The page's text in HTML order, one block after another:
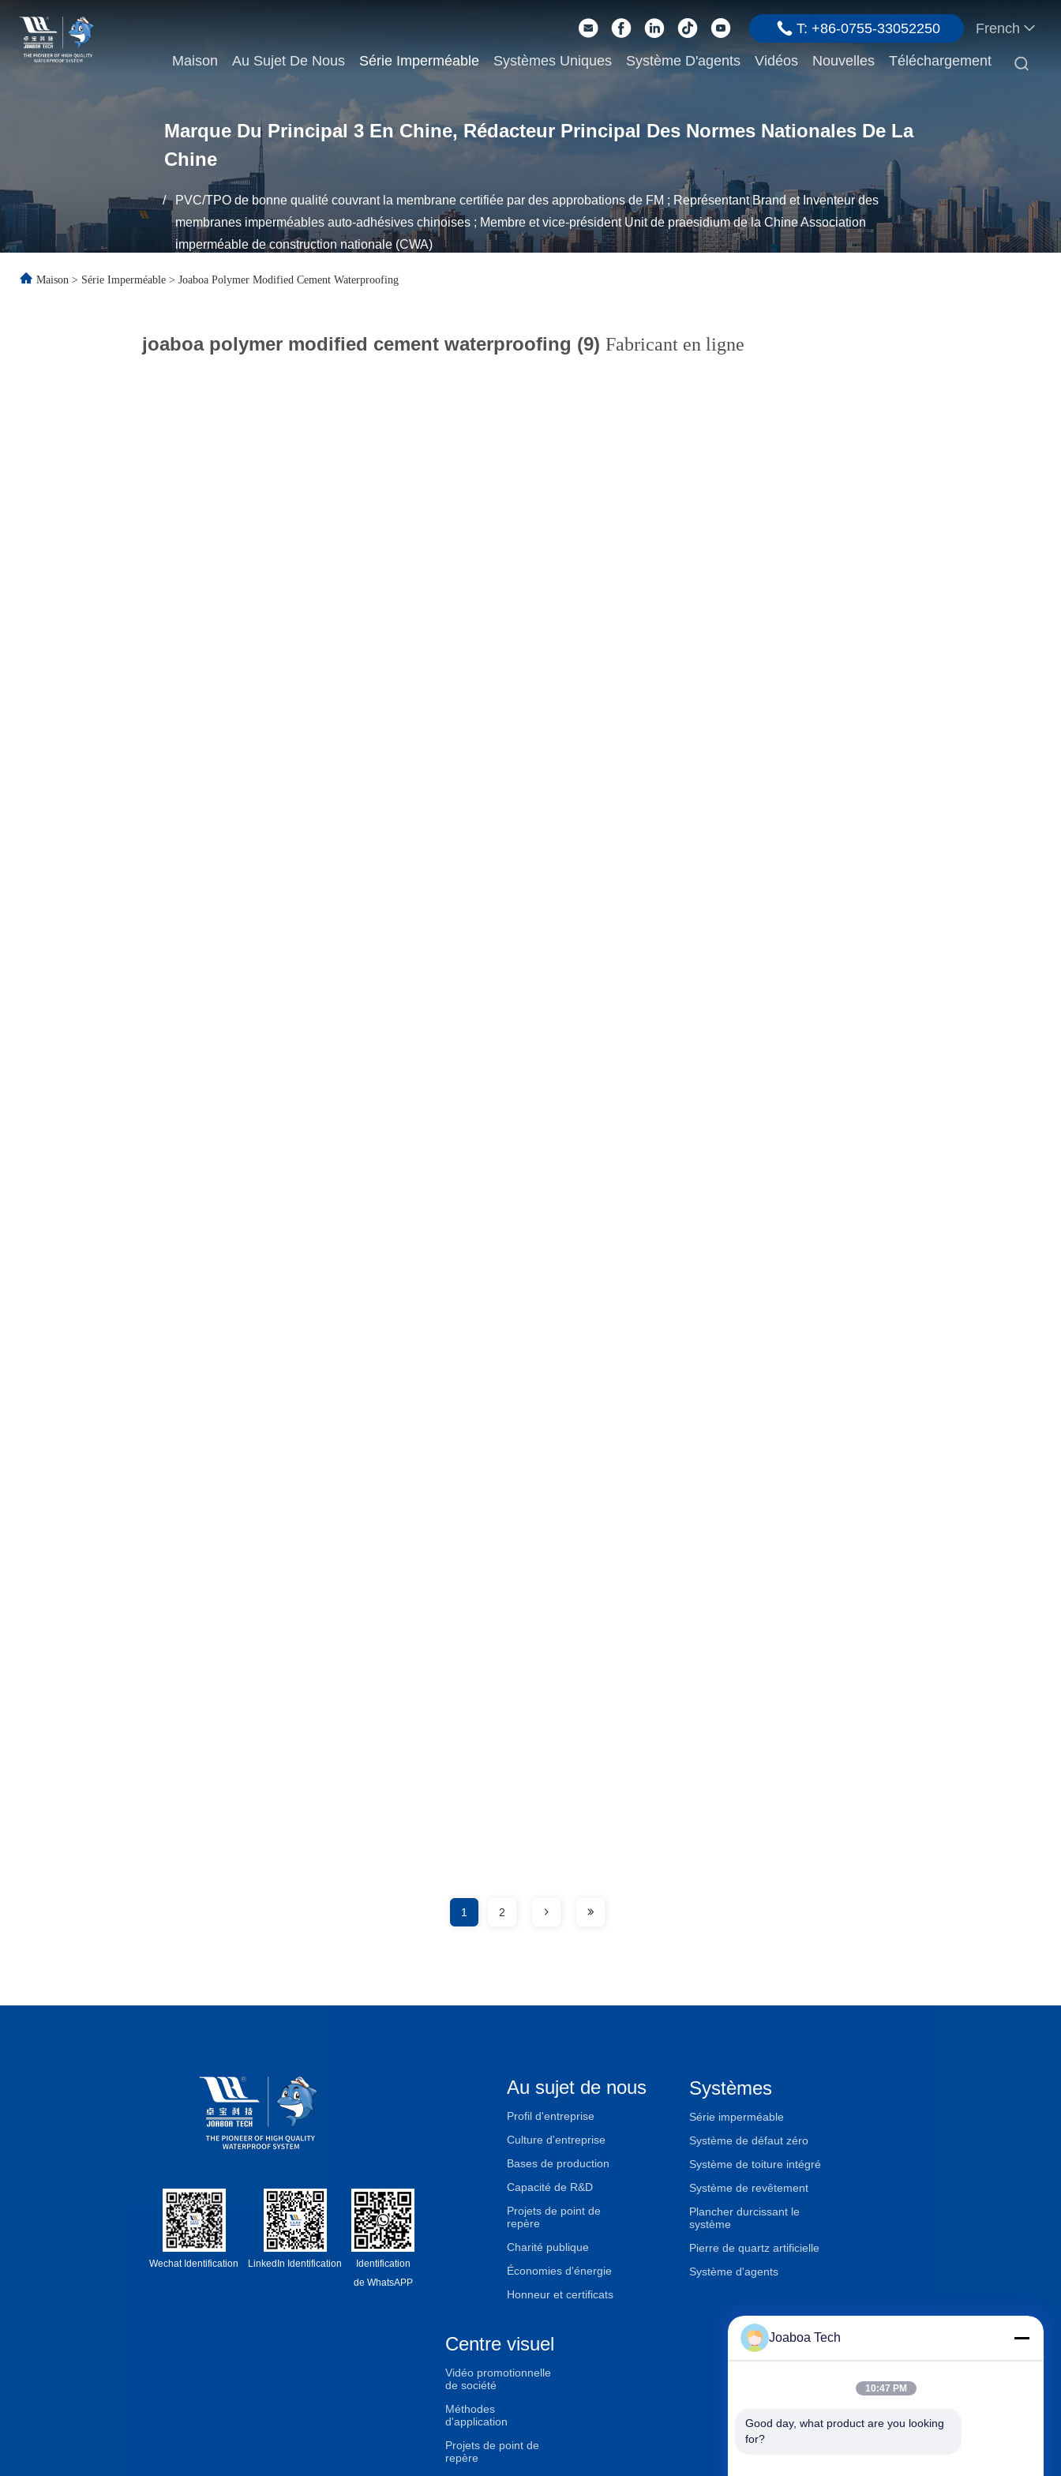
T: +86-0755-33052250 French
Maison Au Sujet De Nous Série Imperméable Systèmes Uniques Système D'agents Vidéos Nouvelles Téléchargement 
Marque Du Principal 3 En Chine, Rédacteur Principal Des Normes Nationales De La
Chine
/
PVC/TPO de bonne qualité couvrant la membrane certifiée par des approbations de FM ; Représentant Brand et Inventeur des
membranes imperméables auto-adhésives chinoises ; Membre et vice-président Unit de praesidium de la Chine Association
imperméable de construction nationale (CWA)
Maison > Série Imperméable > Joaboa Polymer Modified Cement Waterproofing
joaboa polymer modified cement waterproofing (9) Fabricant en ligne
1 2
Wechat Identification LinkedIn Identification
Identification
de WhatsAPP
Au sujet de nous
Profil d'entreprise
Culture d'entreprise
Bases de production
Capacité de R&D
Projets de point de
repère
Charité publique
Économies d'énergie
Honneur et certificats
Centre visuel
Vidéo promotionnelle
de société
Méthodes
d'application
Projets de point de
repère
Systèmes
Série imperméable
Système de défaut zéro
Système de toiture intégré
Système de revêtement
Plancher durcissant le
système
Pierre de quartz artificielle
Système d'agents
Contactez-nous
+86-0755-33052250
Adresse
Joaboa Tech
10:47 PM
Good day, what product are you looking
for?